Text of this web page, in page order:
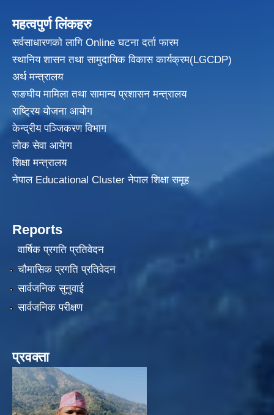
महत्वपुर्ण लिंकहरु
सर्वसाधारणको लागि Online घटना दर्ता फारम
स्थानिय शासन तथा सामुदायिक विकासकार्यक्रम(LGCDP)
अर्थ मन्त्रालय
सङघीय मामिला तथा सामान्य प्रशासन मन्त्रालय
राष्ट्रिय योजना आयोग
केन्द्रीय पञ्जिकरण विभाग
लोक सेवा आयेाग
शिक्षा मन्त्रालय
नेपाल Educational Cluster नेपाल शिक्षा समूह
Reports
वार्षिक प्रगति प्रतिवेदन
चौमासिक प्रगति प्रतिवेदन
सार्वजनिक सुनुवाई
सार्वजनिक परीक्षण
प्रवक्ता